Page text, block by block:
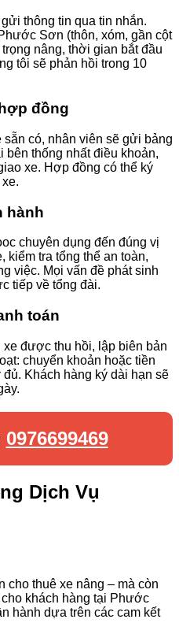
gửi thông tin qua tin nhắn.
Sơn (thôn, xóm, gần cột
nâng, thời gian bắt đầu
tôi sẽ phản hồi trong 10
đồng
có, nhân viên sẽ gửi bảng
bên thống nhất điều khoản,
xe. Hợp đồng có thể ký
hành
chuyên dụng đến đúng vị
kiểm tra tổng thể an toàn,
việc. Mọi vấn đề phát sinh
tiếp về tổng đài.
toán
xe được thu hồi, lập biên bản
chuyển khoản hoặc tiền
Khách hàng ký dài hạn sẽ
0976699469
Dịch Vụ
cho thuê xe nâng – mà còn
khách hàng tại Phước
hành dựa trên các cam kết